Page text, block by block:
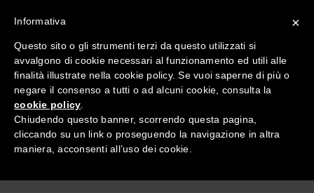
Tutte le categorie
×
Informativa
Questo sito o gli strumenti terzi da questo utilizzati si
avvalgono di cookie necessari al funzionamento ed utili alle
finalità illustrate nella cookie policy. Se vuoi saperne di più o
negare il consenso a tutti o ad alcuni cookie, consulta la
cookie policy
Chiudendo questo banner, scorrendo questa pagina,
cliccando su un link o proseguendo la navigazione in altra
maniera, acconsenti all’uso dei cookie.